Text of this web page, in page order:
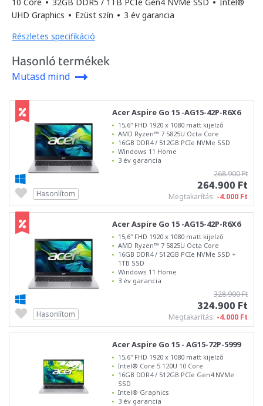
UHD Graphics • Ezüst szín • 3 év garancia
Részletes specifikáció
Hasonló termékek
Mutasd mind
Acer Aspire Go 15 -AG15-42P-R6X6
15,6" FHD 1920 x 1080 matt kijelző
AMD Ryzen™ 7 5825U Octa Core
16GB DDR4 / 512GB PCIe NVMe SSD
Windows 11 Home
3 év garancia
268.900 Ft
264.900 Ft
Megtakarítás: -4.000 Ft
Hasonlítom
Acer Aspire Go 15 -AG15-42P-R6X6
15,6" FHD 1920 x 1080 matt kijelző
AMD Ryzen™ 7 5825U Octa Core
16GB DDR4 / 512GB PCIe NVMe SSD +
1TB SSD
Windows 11 Home
3 év garancia
328.900 Ft
324.900 Ft
Megtakarítás: -4.000 Ft
Hasonlítom
Acer Aspire Go 15 - AG15-72P-5999
15,6" FHD 1920 x 1080 matt kijelző
Intel® Core 5 120U 10 Core
16GB DDR4 / 512GB PCIe Gen4 NVMe
SSD
Intel® Graphics
3 év garancia